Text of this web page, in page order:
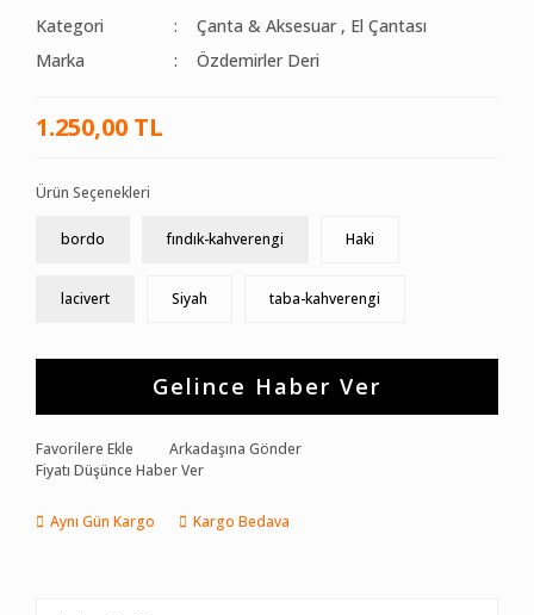
Kategori Çanta & Aksesuar , El Çantası
Marka
Özdemirler Deri
1.250,00 TL
Ürün Seçenekleri
bordo fındık-kahverengi Haki
lacivert Siyah taba-kahverengi
Gelince Haber Ver
Favorilere Ekle
Arkadaşına Gönder
Fiyatı Düşünce Haber Ver
Aynı Gün Kargo Kargo Bedava